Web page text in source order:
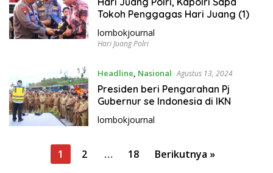
Tokoh Penggagas Hari Juang (1)
lombokjournal
Hari Juang Polri
Headline Nasional Agustus 13, 2024
Presiden beri Pengarahan Pj
Gubernur se Indonesia di IKN
lombokjournal
1 2 … 18 Berikutnya »